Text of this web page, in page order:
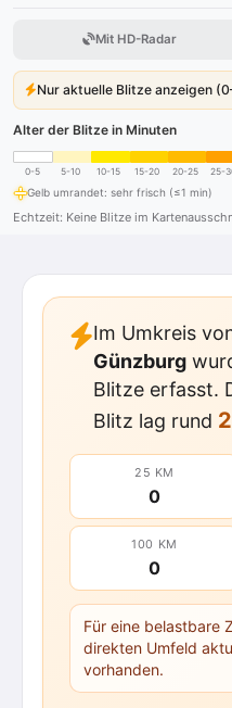
Mit HD-Radar
Nur aktuelle Blitze anzeigen
Alter der Blitze in Minuten
0-5 5-10 10-15 15-20 20-25 25-
Gelb umrandet: sehr frisch (≤1 min)
Echtzeit: Keine Blitze im
Im Umkreis
Günzburg
Blitze erfasst.
Blitz lag rund
25 KM
0
100 KM
0
Für eine belastbare
direkten Umfeld
vorhanden.